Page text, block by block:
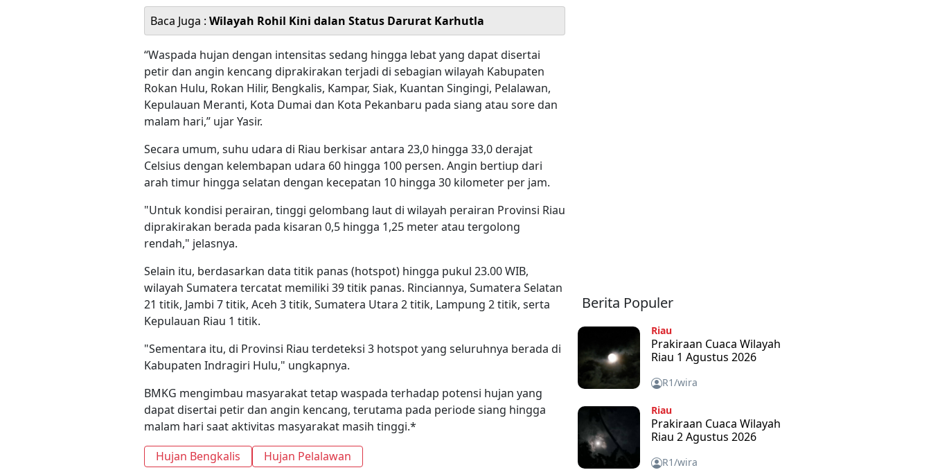
Baca Juga : Wilayah Rohil Kini dalan Status Darurat Karhutla
“Waspada hujan dengan intensitas sedang hingga lebat yang dapat disertai
petir dan angin kencang diprakirakan terjadi di sebagian wilayah Kabupaten
Rokan Hulu, Rokan Hilir, Bengkalis, Kampar, Siak, Kuantan Singingi, Pelalawan,
Kepulauan Meranti, Kota Dumai dan Kota Pekanbaru pada siang atau sore dan
malam hari,” ujar Yasir.
Secara umum, suhu udara di Riau berkisar antara 23,0 hingga 33,0 derajat
Celsius dengan kelembapan udara 60 hingga 100 persen. Angin bertiup dari
arah timur hingga selatan dengan kecepatan 10 hingga 30 kilometer per jam.
"Untuk kondisi perairan, tinggi gelombang laut di wilayah perairan Provinsi Riau
diprakirakan berada pada kisaran 0,5 hingga 1,25 meter atau tergolong
rendah," jelasnya.
Selain itu, berdasarkan data titik panas (hotspot) hingga pukul 23.00 WIB,
wilayah Sumatera tercatat memiliki 39 titik panas. Rinciannya, Sumatera Selatan
21 titik, Jambi 7 titik, Aceh 3 titik, Sumatera Utara 2 titik, Lampung 2 titik, serta
Kepulauan Riau 1 titik.
"Sementara itu, di Provinsi Riau terdeteksi 3 hotspot yang seluruhnya berada di
Kabupaten Indragiri Hulu," ungkapnya.
BMKG mengimbau masyarakat tetap waspada terhadap potensi hujan yang
dapat disertai petir dan angin kencang, terutama pada periode siang hingga
malam hari saat aktivitas masyarakat masih tinggi.*
Hujan Bengkalis
Hujan Pelalawan
Berita Populer
Riau
Prakiraan Cuaca Wilayah
Riau 1 Agustus 2026
R1/wira
Riau
Prakiraan Cuaca Wilayah
Riau 2 Agustus 2026
R1/wira